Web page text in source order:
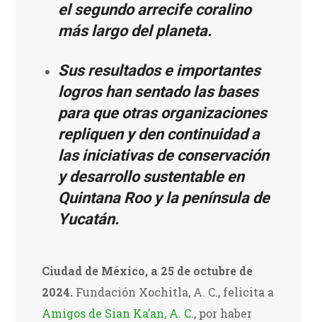
el segundo arrecife coralino
más largo del planeta.
Sus resultados e importantes
logros han sentado las bases
para que otras organizaciones
repliquen y den continuidad a
las iniciativas de conservación
y desarrollo sustentable en
Quintana Roo y la península de
Yucatán.
Ciudad de México, a 25 de octubre de
2024. Fundación Xochitla, A. C., felicita a
Amigos de Sian Ka’an, A. C., por haber